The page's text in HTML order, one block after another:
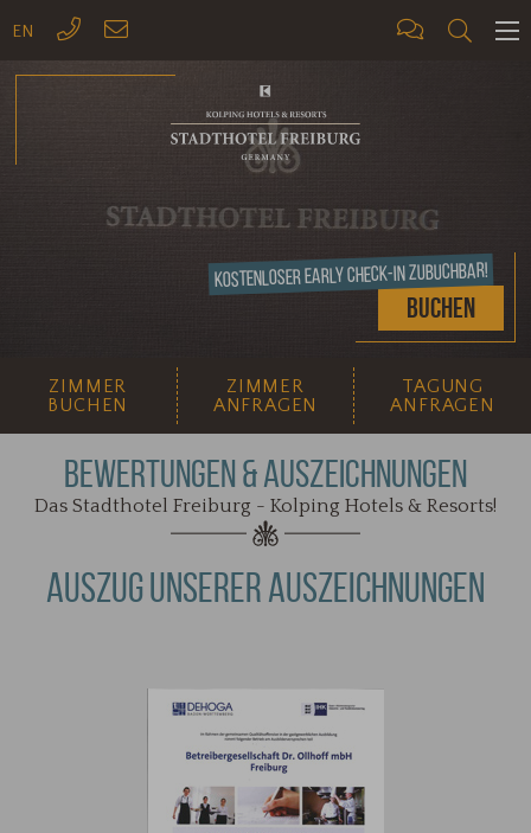
EN
Buchen
Kostenloser Early Check-In zubuchbar!
ZIMMER
BUCHEN
ZIMMER
ANFRAGEN
TAGUNG
ANFRAGEN
BEWERTUNGEN & AUSZEICHNUNGEN
Das Stadthotel Freiburg - Kolping Hotels & Resorts!
AUSZUG UNSERER AUSZEICHNUNGEN